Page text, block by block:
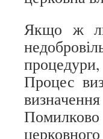
Якщо ж
Процес